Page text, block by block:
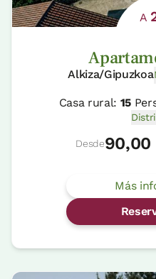
A
Alkiza/Gipuzkoa
Casa rural: 15
Desde90,00
Más